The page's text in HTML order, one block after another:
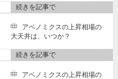
続きを記事で
アベノミクスの上昇相場の
大天井は、いつか？
続きを記事で
アベノミクスの上昇相場の